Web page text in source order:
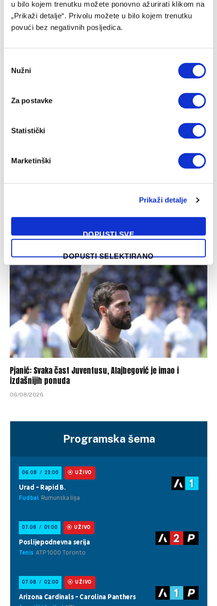
u bilo kojem trenutku možete ponovno ažurirati klikom na
„Prikaži detalje“. Privolu možete u bilo kojem trenutku
povući bez negativnih posljedica.
Selection
Nužni
Za postavke
Statistički
Marketinški
Prikaži detalje
DOPUSTI SVE
DOPUSTI SELEKTIRANO
06/08/2026
Ubijen jedan od najboljih fudbalera u Ugandi
Pjanić: Svaka čast Juventusu, Alajbegović je imao i
izdašnijih ponuda
06/08/2026
Programska šema